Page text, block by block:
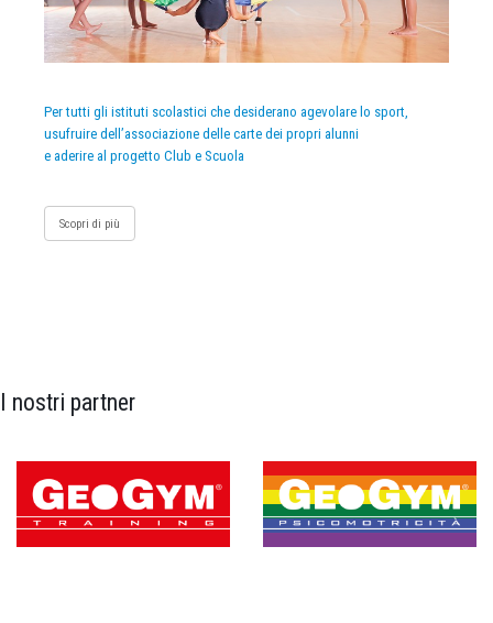
Per tutti gli istituti scolastici che desiderano agevolare lo sport,
usufruire dell’associazione delle carte dei propri alunni
e aderire al progetto Club e Scuola
Scopri di più
I nostri partner